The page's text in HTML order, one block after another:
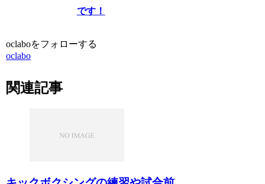
です！
oclaboをフォローする
oclabo
関連記事